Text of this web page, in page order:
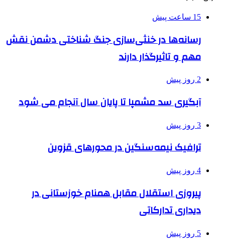
15 ساعت پیش
رسانه‌ها در خنثی‌سازی جنگ شناختی دشمن نقش‌
مهم و تاثیرگذار دارند
2 روز پیش
آبگیری سد مشمپا تا پایان سال آنجام می شود
3 روز پیش
ترافیک نیمه‌سنگین در محورهای قزوین
4 روز پیش
پیروزی استقلال مقابل همنام خوزستانی در
دیداری تدارکاتی
5 روز پیش